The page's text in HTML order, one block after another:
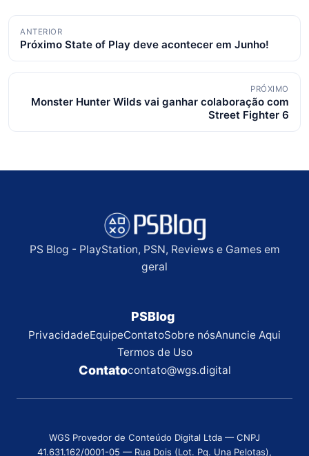
Navegação
de
posts
ANTERIOR
Próximo State of Play deve acontecer em Junho!
PRÓXIMO
Monster Hunter Wilds vai ganhar colaboração com
Street Fighter 6
PS Blog - PlayStation, PSN, Reviews e Games em
geral
PSBlog
PrivacidadeEquipeContatoSobre nósAnuncie Aqui
Termos de Uso
Contatocontato@wgs.digital
WGS Provedor de Conteúdo Digital Ltda — CNPJ
41.631.162/0001-05 — Rua Dois (Lot. Pq. Una Pelotas),